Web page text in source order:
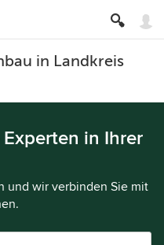
in Landkreis
in Ihrer
und wir verbinden Sie mit